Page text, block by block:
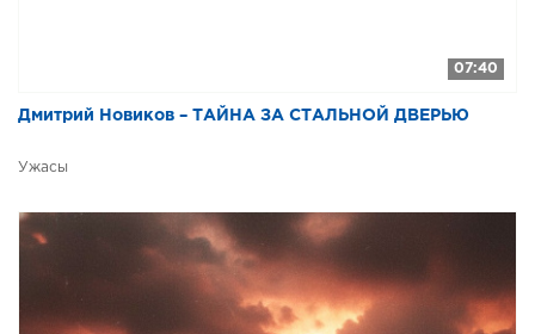
07:40
Дмитрий Новиков – ТАЙНА ЗА СТАЛЬНОЙ ДВЕРЬЮ
Ужасы